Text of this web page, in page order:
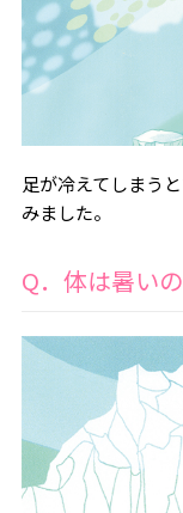
足が冷えてしまう
みました。
Q．体は暑い